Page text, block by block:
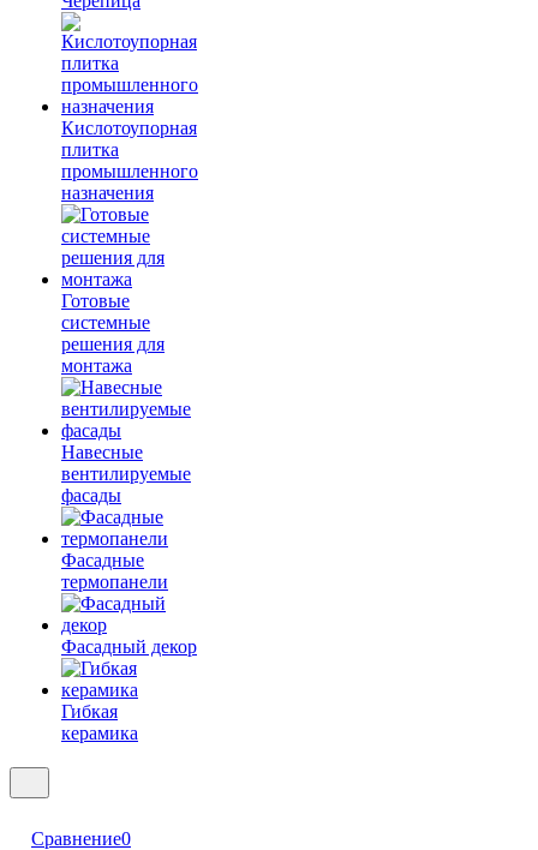
Кислотоупорная
плитка
промышленного
назначения
Готовые
системные
решения для
монтажа
Навесные
вентилируемые
фасады
Фасадные
термопанели
Фасадный декор
Гибкая
керамика
Сравнение0